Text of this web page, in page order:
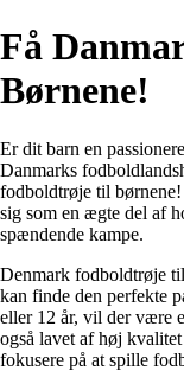
Få
Børnene!
Er dit barn en
Danmarks
fodboldtrøje til
sig som en ægte del af
spændende kampe.
Denmark fodboldtrøje
kan finde den perfekte
eller 12 år, vil der være
også lavet af høj
fokusere på at spille